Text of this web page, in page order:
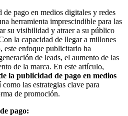
pago en medios digitales y redes
herramienta imprescindible para las
su visibilidad y atraer a su público
la capacidad de llegar a millones
este enfoque publicitario ha
de leads, el aumento de las
de la marca. En este artículo,
la publicidad de pago en medios
como las estrategias clave para
de promoción.
pago: